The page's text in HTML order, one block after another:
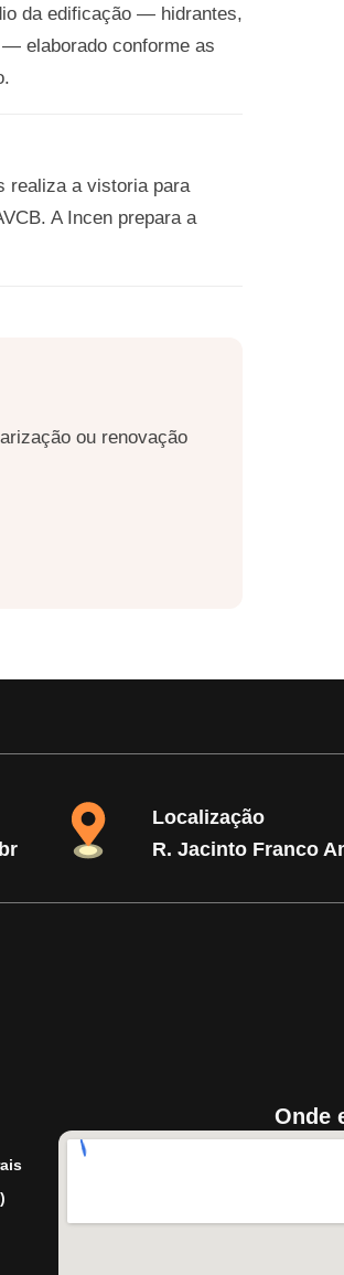
da edificação — hidrantes,
elaborado conforme as
realiza a vistoria para
A Incen prepara a
ou renovação
Localização
R. Jacinto Franco
Onde